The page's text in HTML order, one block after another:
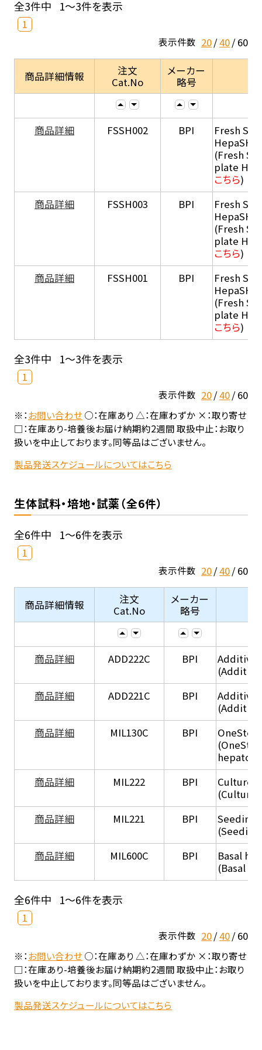
全3件中 1～3件を表示
1
表示件数 20 40 60
商品詳細情報
注文
Cat.No
メーカー
略号
商品詳細 FSSH002 BPI
Fresh
HepaSH®
(Fresh
plate
こちら)
商品詳細
FSSH003 BPI
Fresh
HepaSH®
(Fresh
plate
こちら)
商品詳細
FSSH001 BPI
Fresh
HepaSH®
(Fresh
plate
こちら)
全3件中 1～3件を表示
1
表示件数 20 40 60
※：お問い合わせ○：在庫あり △：在庫わずか ×：取り寄せ
□：在庫あり-培養後お届け納期約2週間 取扱中止：お取り
扱いを中止しております。同等品はございません。
製品発送スケジュールについてはこちら
生体試料・培地・試薬（全6件）
全6件中 1～6件を表示
1
表示件数 20 40 60
商品詳細情報
注文
Cat.No
メーカー
略号
商品詳細 ADD222C BPI
商品詳細
ADD221C BPI
商品詳細
MIL130C BPI
商品詳細
MIL222 BPI
Culture
(Culture
商品詳細
MIL221 BPI
Seeding
商品詳細
MIL600C BPI
Basal
(Basal
全6件中 1～6件を表示
1
表示件数 20 40 60
※：お問い合わせ○：在庫あり △：在庫わずか ×：取り寄せ
□：在庫あり-培養後お届け納期約2週間 取扱中止：お取り
扱いを中止しております。同等品はございません。
製品発送スケジュールについてはこちら